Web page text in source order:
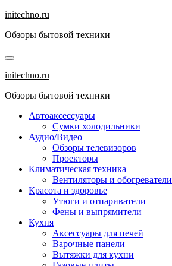
Перейти
содержанию
initechno.ru
Обзоры бытовой техники
initechno.ru
Обзоры бытовой техники
Автоаксессуары
Сумки холодильники
Аудио/Видео
Обзоры телевизоров
Проекторы
Климатическая техника
Вентиляторы и обогреватели
Красота и здоровье
Утюги и отпариватели
Фены и выпрямители
Кухня
Аксессуары для печей
Варочные панели
Вытяжки для кухни